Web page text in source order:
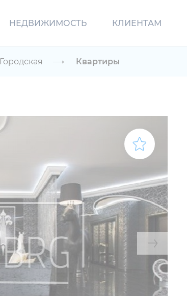
НЕДВИЖИМОСТЬ КЛИЕНТАМ
Городская Квартиры